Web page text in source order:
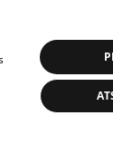
assistance